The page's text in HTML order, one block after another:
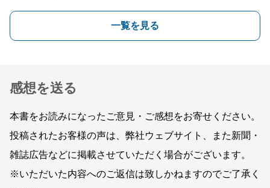
一覧を見る
感想を送る
本書をお読みになったご意見・ご感想をお寄せください。
投稿されたお客様の声は、弊社ウェブサイト、また新聞・
雑誌広告などに掲載させていただく場合がございます。
※いただいた内容へのご返信は致しかねますのでご了承く